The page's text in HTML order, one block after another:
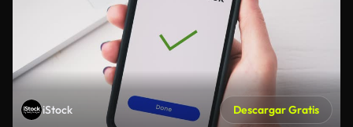
iStock Descargar Gratis